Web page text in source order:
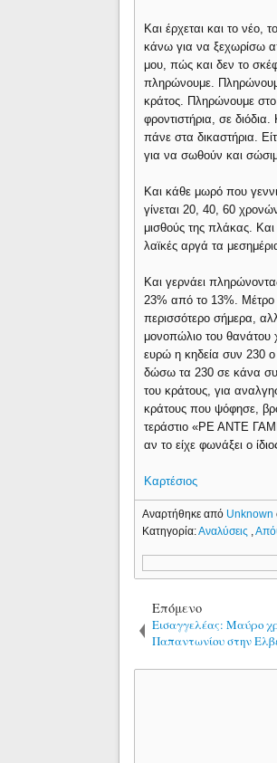
Και έρχεται και το νέο,
κάνω για να ξεχωρίσω
μου, πώς και δεν το
πληρώνουμε.
κράτος. Πληρώνουμε
φροντιστήρια, σε
πάνε στα δικαστήρια.
για να σωθούν και
Και κάθε μωρό που
γίνεται 20, 40, 60
μισθούς της πλάκας. Και
λαϊκές αργά τα
Και γερνάει
23% από το 13%. Μέτρο
περισσότερο σήμερα,
μονοπώλιο του θανάτου
ευρώ η κηδεία συν 230
δώσω τα 230 σε κάνα
του κράτους, για
κράτους που ψόφησε,
τεράστιο «ΡΕ ΑΝΤΕ
αν το είχε φωνάξει ο
Καρτέσιος
Αναρτήθηκε από Unknown
Κατηγορία:Αναλύσεις ,
Επόμενο
Εισαγγελέας: Μαύρο
Παπαντωνίου στην